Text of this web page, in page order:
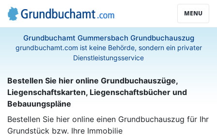
MENU
Grundbuchamt Gummersbach Grundbuchauszug
grundbuchamt.com ist keine Behörde, sondern ein privater
Dienstleistungsservice
Bestellen Sie hier online Grundbuchauszüge,
Liegenschaftskarten, Liegenschaftsbücher und
Bebauungspläne
Bestellen Sie hier online einen Grundbuchauszug für Ihr
Grundstück bzw. Ihre Immobilie